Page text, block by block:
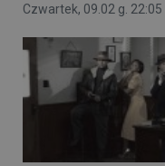
Czwartek, 09.02 g. 22:05